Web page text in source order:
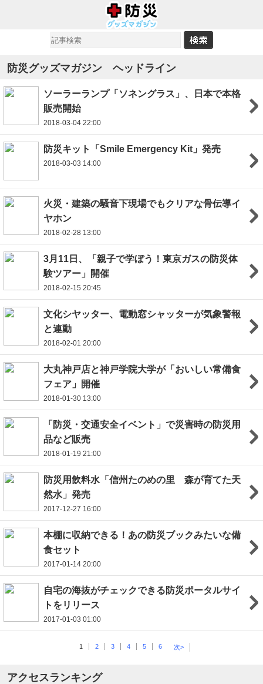
防災グッズマガジン ヘッドライン
ソーラーランプ「ソネングラス」、日本で本格
販売開始
2018-03-04 22:00
防災キット「Smile Emergency Kit」発売
2018-03-03 14:00
火災・建築の騒音下現場でもクリアな骨伝導イ
ヤホン
2018-02-28 13:00
3月11日、「親子で学ぼう！東京ガスの防災体
験ツアー」開催
2018-02-15 20:45
文化シヤッター、電動窓シャッターが気象警報
と連動
2018-02-01 20:00
大丸神戸店と神戸学院大学が「おいしい常備食
フェア」開催
2018-01-30 13:00
「防災・交通安全イベント」で災害時の防災用
品など販売
2018-01-19 21:00
防災用飲料水「信州たのめの里 森が育てた天
然水」発売
2017-12-27 16:00
本棚に収納できる！あの防災ブックみたいな備
食セット
2017-01-14 20:00
自宅の海抜がチェックできる防災ポータルサイ
トをリリース
2017-01-03 01:00
1 2 3 4 5 6 次>
アクセスランキング